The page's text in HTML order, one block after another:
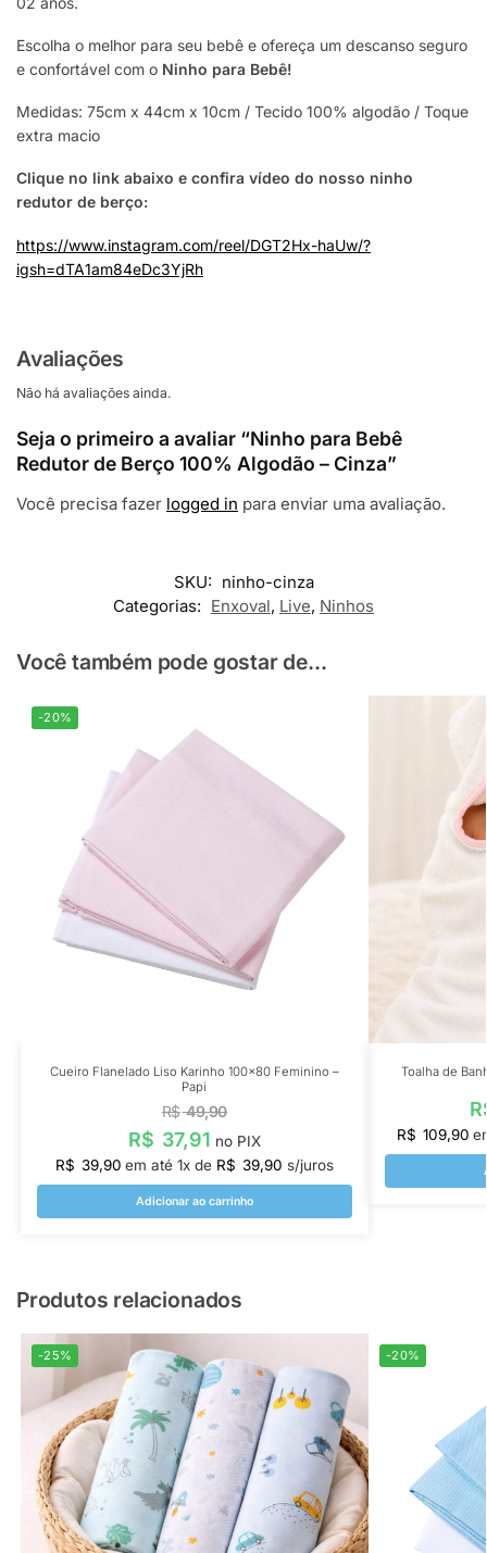
Escolha o melhor para seu bebê e ofereça um descanso seguro
e confortável com o Ninho para Bebê!
Medidas: 75cm x 44cm x 10cm / Tecido 100% algodão / Toque
extra macio
Clique no link abaixo e confira vídeo do nosso ninho
redutor de berço:
https://www.instagram.com/reel/DGT2Hx-haUw/?
igsh=dTA1am84eDc3YjRh
Avaliações
Não há avaliações ainda.
Seja o primeiro a avaliar “Ninho para Bebê
Redutor de Berço 100% Algodão – Cinza”
Você precisa fazer logged in para enviar uma avaliação.
SKU: ninho-cinza
Categorias: Enxoval, Live, Ninhos
Você também pode gostar de...
-20%
Cueiro Flanelado Liso Karinho 100×80 Feminino –
Papi
R$49,90
R$ 37,91 no PIX
R$ 39,90 em até 1x de R$ 39,90 s/juros
Adicionar ao carrinho
Toalha de
R$ 109,90
Produtos relacionados
-25% -20%